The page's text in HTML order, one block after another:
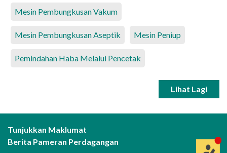
Mesin Pembungkusan Vakum
Mesin Pembungkusan Aseptik Mesin Peniup
Pemindahan Haba Melalui Pencetak
Lihat Lagi
Tunjukkan Maklumat
Berita Pameran Perdagangan